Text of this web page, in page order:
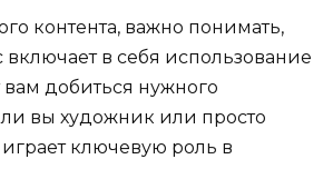
контента, важно понимать,
в себя использование
добиться нужного
ли вы художник или просто
ключевую роль в